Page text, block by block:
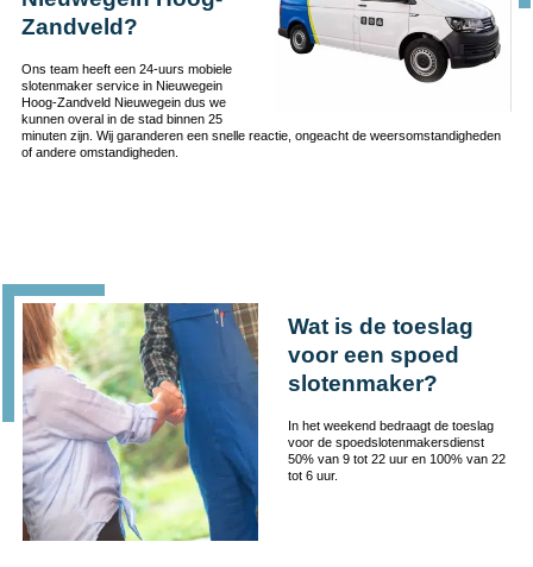
Zandveld?
Ons team heeft een 24-uurs mobiele
slotenmaker service in Nieuwegein
Hoog-Zandveld Nieuwegein dus we
kunnen overal in de stad binnen 25
minuten zijn. Wij garanderen een snelle reactie, ongeacht de weersomstandigheden
of andere omstandigheden.
Wat is de toeslag
voor een spoed
slotenmaker?
In het weekend bedraagt de toeslag
voor de spoedslotenmakersdienst
50% van 9 tot 22 uur en 100% van 22
tot 6 uur.